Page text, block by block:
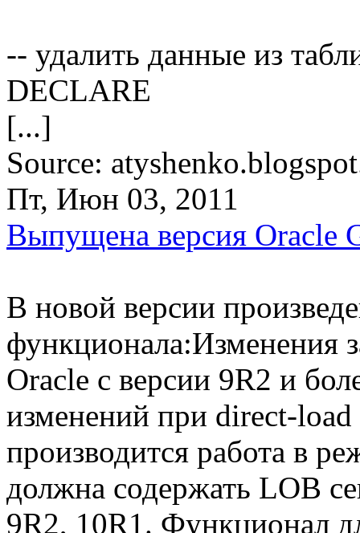
-- удалить данные из
DECLARE
[...]
Source:
Пт, Июн 03, 2011
Выпущена версия Oracle
В новой версии
функционала:Изменения
Oracle с версии 9R2 и
изменений при direct-
производится работа в
должна содержать LOB
9R2, 10R1. Функционал